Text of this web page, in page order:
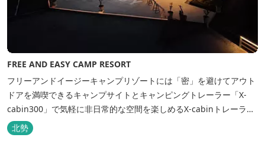
FREE AND EASY CAMP RESORT
フリーアンドイージーキャンプリゾートには「密」を避けてアウト
ドアを満喫できるキャンプサイトとキャンピングトレーラー「X-
cabin300」で気軽に非日常的な空間を楽しめるX-cabinトレーラー
サイト、日帰り手ぶらBBQやドッグラン・ドッグサロン、貸切サウ
ナ施設などを完備、キャンプしながら併設している片岡温泉「アク
北勢